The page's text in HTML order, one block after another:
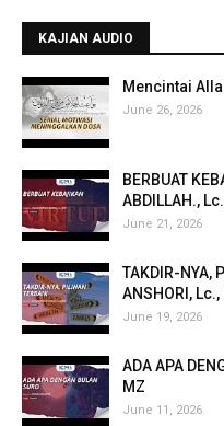
KAJIAN AUDIO
Mencintai
June 26, 2026
BERBUAT
ABDILLAH.,
June 21, 2026
TAKDIR-NYA,
ANSHORI,
June 19, 2026
ADA APA
MZ
June 11, 2026